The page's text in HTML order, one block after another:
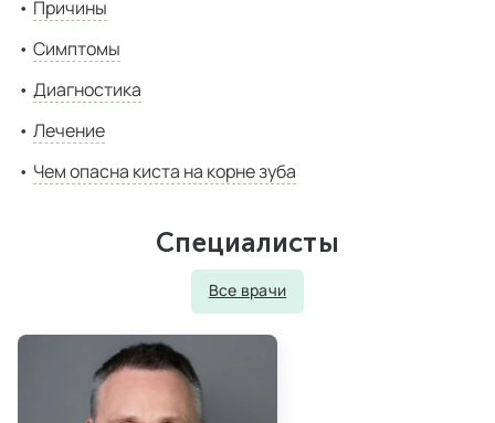
Причины
Симптомы
Диагностика
Лечение
Чем опасна киста на корне зуба
Специалисты
Все врачи